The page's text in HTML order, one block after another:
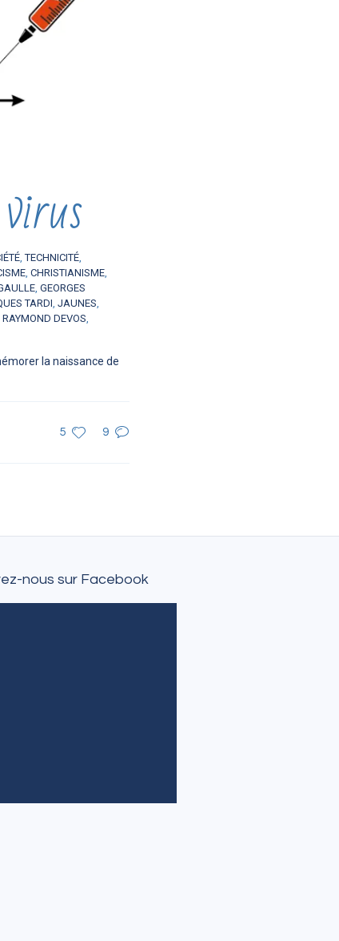
,TECHNICITÉ,
, CHRISTIANISME,
, GEORGES
TARDI, JAUNES,
RAYMOND DEVOS,
la naissance de
5 9
nous sur Facebook